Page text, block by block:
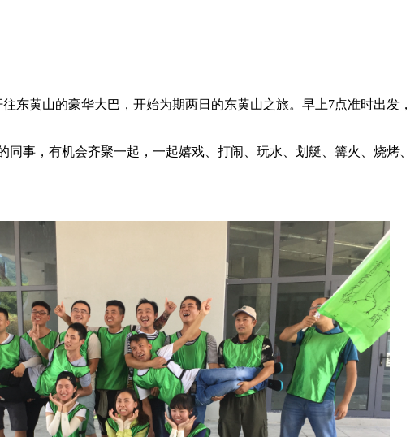
东黄山的豪华大巴，开始为期两日的东黄山之旅。早上7点准时出发，
事，有机会齐聚一起，一起嬉戏、打闹、玩水、划艇、篝火、烧烤、